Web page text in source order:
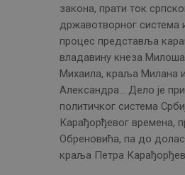
закона, прати ток
државотворног система
процес представља
владавину кнеза
Михаила, краља Милана
Александра… Дело је
политичког система
Карађорђевог времена,
Обреновића, па до
краља Петра